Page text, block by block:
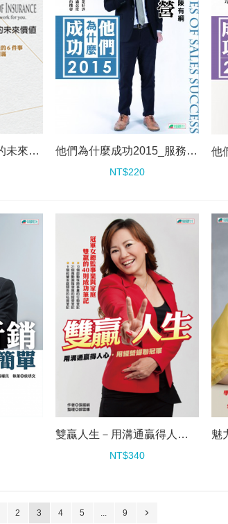
保險之美─成就人生的未來價值 他們為什麼成功2015_服務經營
NT$220
雙贏人生－用溝通贏得人心，用經營蟬聯冠軍
NT$340
2 3 4 5 9